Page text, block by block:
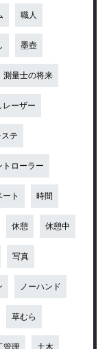
職人
墨壺
測量士の将来
レーザー
テ
トローラー
ト 時間
休憩 休憩中
写真
ノーハンド
草むら
管理 土木